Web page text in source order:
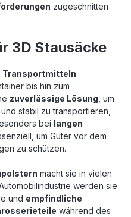
zugeschnitten
3D Stausäcke
Transportmitteln
bis hin zum
zuverlässige Lösung , um
stabil zu transportieren,
bei langen
um Güter vor dem
zu schützen.
macht sie in vielen
werden sie
und empfindliche
während des